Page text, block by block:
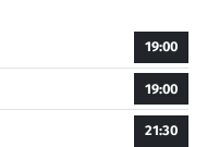
19:00
19:00
21:30